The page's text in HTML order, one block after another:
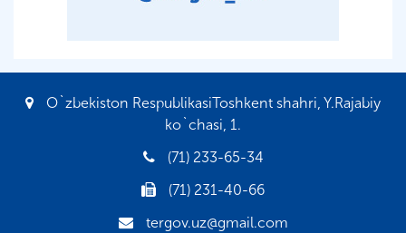
O`zbekiston RespublikasiToshkent shahri, Y.Rajabiy
ko`chasi, 1.
(71) 233-65-34
(71) 231-40-66
tergov.uz@gmail.com